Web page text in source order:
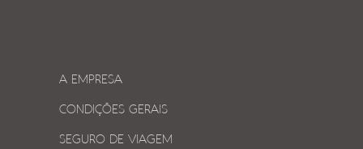
A EMPRESA
CONDIÇÕES GERAIS
SEGURO DE VIAGEM